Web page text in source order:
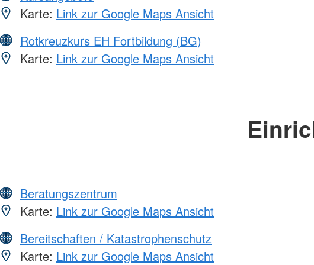
Karte: Link zur Google Maps Ansicht
Rotkreuzkurs EH Fortbildung (BG)
Karte: Link zur Google Maps Ansicht
Beratungszentrum
Karte: Link zur Google Maps Ansicht
Bereitschaften / Katastrophenschutz
Karte: Link zur Google Maps Ansicht